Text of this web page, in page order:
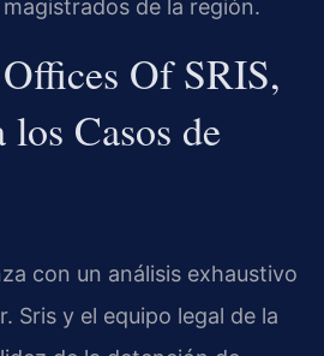
de la región.
Of SRIS,
los Casos de
con un análisis exhaustivo
Sris y el equipo legal de la